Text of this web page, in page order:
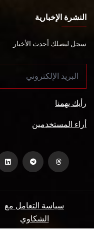
النشرة الإخبارية
سجل ليصلك أحدث الأخبار
رأيك يهمنا
أراء المستخدمين
سياسة التعامل مع
الشكاوي